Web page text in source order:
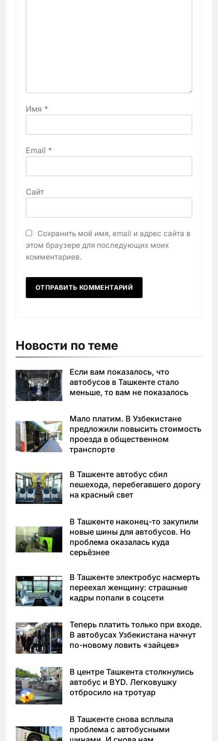
Имя *
Email *
Сайт
Сохранить моё имя, email и адрес сайта в
этом браузере для последующих моих
комментариев.
Новости по теме
Если вам показалось, что
автобусов в Ташкенте стало
меньше, то вам не показалось
Мало платим. В Узбекистане
предложили повысить стоимость
проезда в общественном
транспорте
В Ташкенте автобус сбил
пешехода, перебегавшего дорогу
на красный свет
В Ташкенте наконец-то закупили
новые шины для автобусов. Но
проблема оказалась куда
серьёзнее
В Ташкенте электробус насмерть
переехал женщину: страшные
кадры попали в соцсети
Теперь платить только при входе.
В автобусах Узбекистана начнут
по-новому ловить «зайцев»
В центре Ташкента столкнулись
автобус и BYD. Легковушку
отбросило на тротуар
В Ташкенте снова всплыла
проблема с автобусными